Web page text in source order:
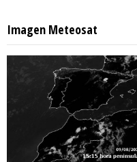
Imagen Meteosat